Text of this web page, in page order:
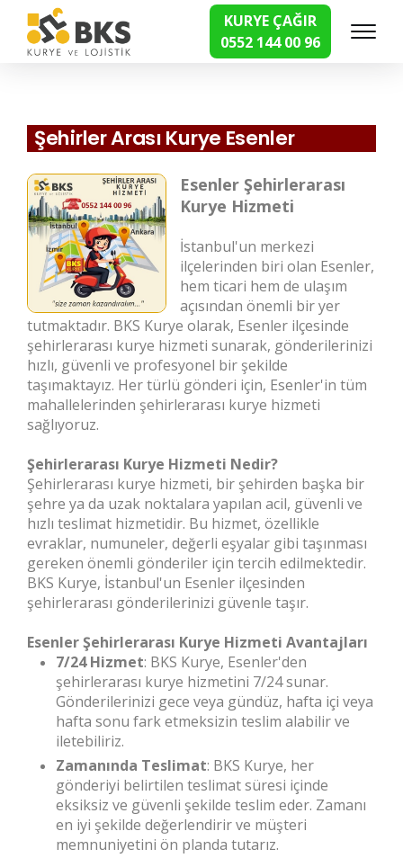
KURYE ÇAĞIR
0552 144 00 96
Hızlı Kurye Hizmetleri
Şehirler Arası Kurye Esenler
Esenler Şehirlerarası
Kurye Hizmeti
İstanbul'un merkezi
ilçelerinden biri olan Esenler,
hem ticari hem de ulaşım
açısından önemli bir yer
tutmaktadır. BKS Kurye olarak, Esenler ilçesinde
şehirlerarası kurye hizmeti sunarak, gönderilerinizi
hızlı, güvenli ve profesyonel bir şekilde
taşımaktayız. Her türlü gönderi için, Esenler'in tüm
mahallelerinden şehirlerarası kurye hizmeti
sağlıyoruz.
Şehirlerarası Kurye Hizmeti Nedir?
Şehirlerarası kurye hizmeti, bir şehirden başka bir
şehre ya da uzak noktalara yapılan acil, güvenli ve
hızlı teslimat hizmetidir. Bu hizmet, özellikle
evraklar, numuneler, değerli eşyalar gibi taşınması
gereken önemli gönderiler için tercih edilmektedir.
BKS Kurye, İstanbul'un Esenler ilçesinden
şehirlerarası gönderilerinizi güvenle taşır.
Esenler Şehirlerarası Kurye Hizmeti Avantajları
7/24 Hizmet: BKS Kurye, Esenler'den
şehirlerarası kurye hizmetini 7/24 sunar.
Gönderilerinizi gece veya gündüz, hafta içi veya
hafta sonu fark etmeksizin teslim alabilir ve
iletebiliriz.
Zamanında Teslimat: BKS Kurye, her
gönderiyi belirtilen teslimat süresi içinde
eksiksiz ve güvenli şekilde teslim eder. Zamanı
en iyi şekilde değerlendirir ve müşteri
memnuniyetini ön planda tutarız.